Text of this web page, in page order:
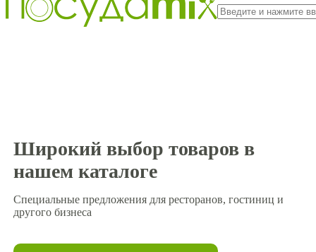
Широкий выбор товаров в
нашем каталоге
Специальные предложения для ресторанов, гостиниц и
другого бизнеса